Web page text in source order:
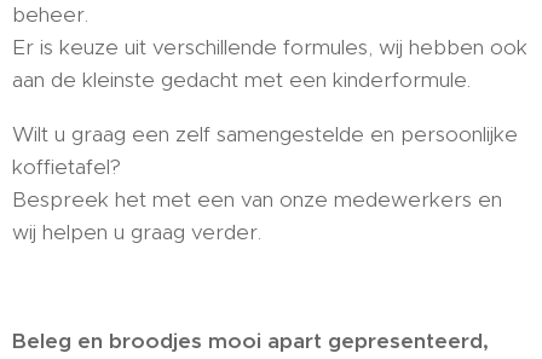
beheer.
Er is keuze uit verschillende formules, wij hebben ook
aan de kleinste gedacht met een kinderformule.
Wilt u graag een zelf samengestelde en persoonlijke
koffietafel?
Bespreek het met een van onze medewerkers en
wij helpen u graag verder.
Beleg en broodjes mooi apart gepresenteerd,